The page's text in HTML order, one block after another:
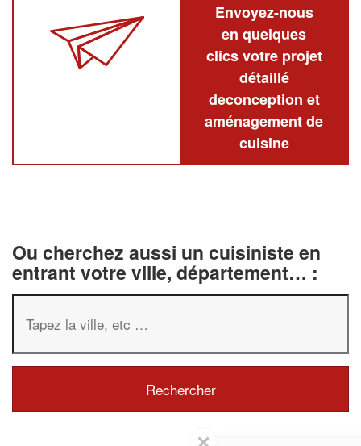
Envoyez-nous
en quelques
clics votre projet
détaillé
deconception et
aménagement de
cuisine
Ou cherchez aussi un cuisiniste en
entrant votre ville, département… :